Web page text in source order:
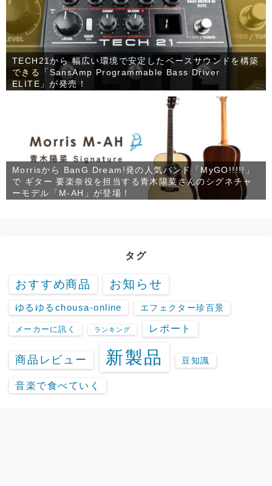
TECH21から 幅広い環境で安定したベースサウンドを構築
できる「SansAmp Programmable Bass Driver
ELITE」が発売！
Morrisから BanG Dream!発の人気バンド「MyGO!!!!!」
で ギター 要楽奈役を担当する青木陽菜さんのシグネチャ
ーモデル「M-AH」が登場！
タグ
おすすめ商品 お知らせ
ゆるゆるchousa-online エフェクター珍百景
メーカーに訊く ランキング レポート
商品レビュー 新製品 豆知識
音楽で食べていく